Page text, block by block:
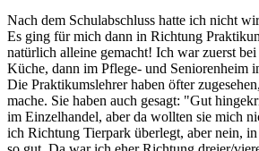
Nach dem Schulabschluss hatte ich nicht
Es ging für mich dann in Richtung
natürlich alleine gemacht! Ich war zuerst
Küche, dann im Pflege- und Seniorenheim
Die Praktikumslehrer haben öfter
mache. Sie haben auch gesagt: "Gut
im Einzelhandel, aber da wollten sie mich
ich Richtung Tierpark überlegt, aber nein,